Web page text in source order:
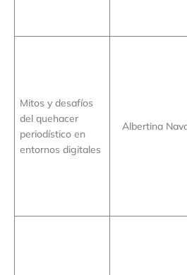
Mitos y desafíos
del quehacer
periodístico en
entornos digitales
Albertina